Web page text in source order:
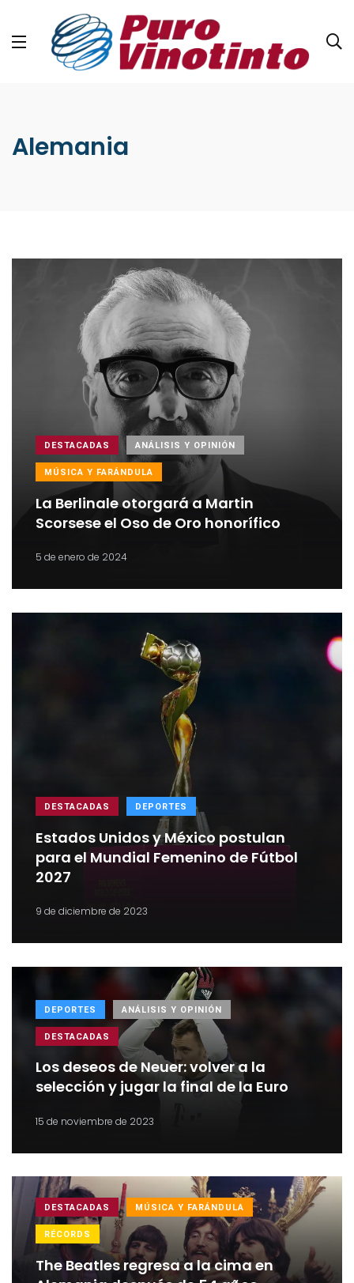
Alemania
DESTACADAS ANÁLISIS Y OPINIÓN
MÚSICA Y FARÁNDULA
La Berlinale otorgará a Martin
Scorsese el Oso de Oro honorífico
5 de enero de 2024
DESTACADAS DEPORTES
Estados Unidos y México postulan
para el Mundial Femenino de Fútbol
2027
9 de diciembre de 2023
DEPORTES ANÁLISIS Y OPINIÓN
DESTACADAS
Los deseos de Neuer: volver a la
selección y jugar la final de la Euro
15 de noviembre de 2023
DESTACADAS MÚSICA Y FARÁNDULA
RÉCORDS
The Beatles regresa a la cima en